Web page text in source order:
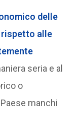
delle
rispetto alle
seria e al
o
manchi